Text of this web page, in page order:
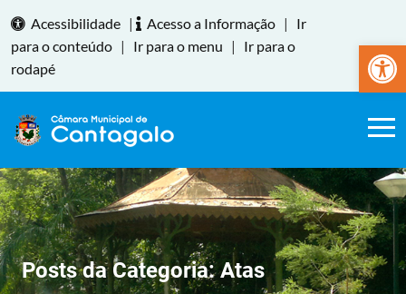
Abrir
Acessibilidade | Acesso a Informação |
Ir
para o conteúdo | Ir para o menu |
Ir para o
rodapé
Posts da Categoria:Atas